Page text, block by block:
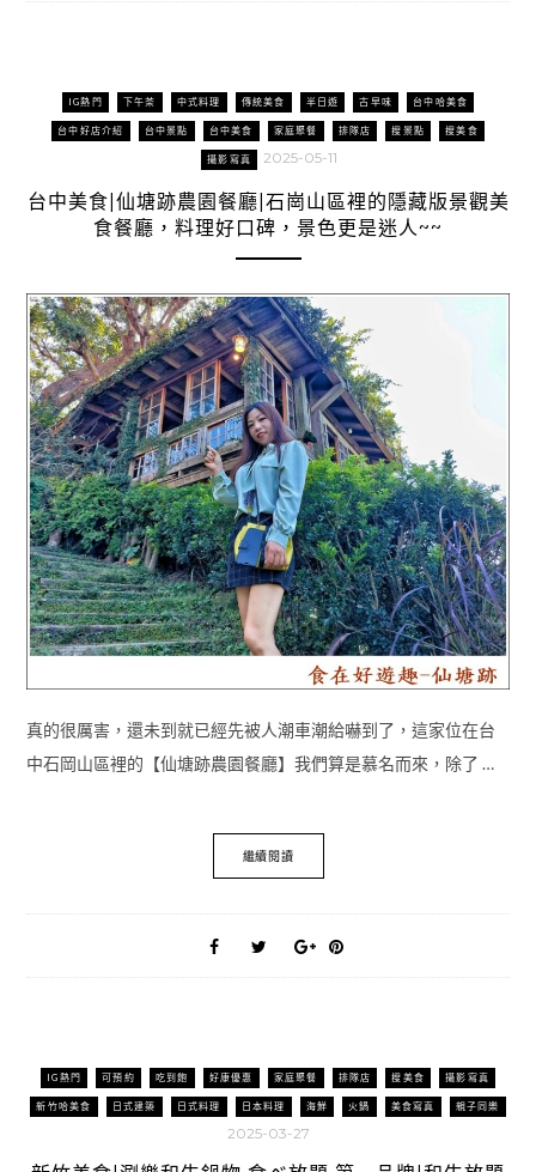
IG熱門 下午茶 中式料理 傳統美食 半日遊 古早味 台中哈美食
台中好店介紹 台中景點 台中美食 家庭聚餐 排隊店 搜景點 搜美食
攝影寫真 2025-05-11
台中美食|仙塘跡農園餐廳|石崗山區裡的隱藏版景觀美
食餐廳，料理好口碑，景色更是迷人~~
真的很厲害，還未到就已經先被人潮車潮給嚇到了，這家位在台
中石岡山區裡的【仙塘跡農園餐廳】我們算是慕名而來，除了 …
繼續閱讀
IG熱門 可預約 吃到飽 好康優惠 家庭聚餐 排隊店 搜美食 攝影寫真
新竹哈美食 日式建築 日式料理 日本料理 海鮮 火鍋 美食寫真 親子同樂
2025-03-27